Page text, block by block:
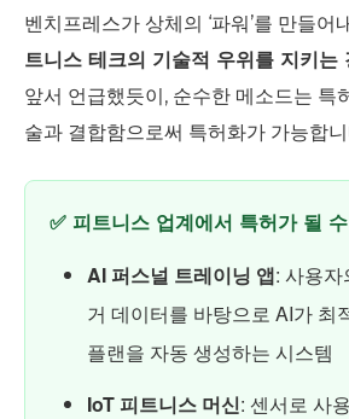
벤치프레스가 상체의 ‘파워’를 만들어
트니스 테크의 기술적 우위를 지키는
앞서 언급했듯이, 순수한 메소드는 특
술과 결합함으로써 특허화가 가능합
✅ 피트니스 업계에서 특허가 될
AI 퍼스널 트레이닝 앱: 사용자
거 데이터를 바탕으로 AI가 최
플랜을 자동 생성하는 시스템
IoT 피트니스 머신: 센서로 사